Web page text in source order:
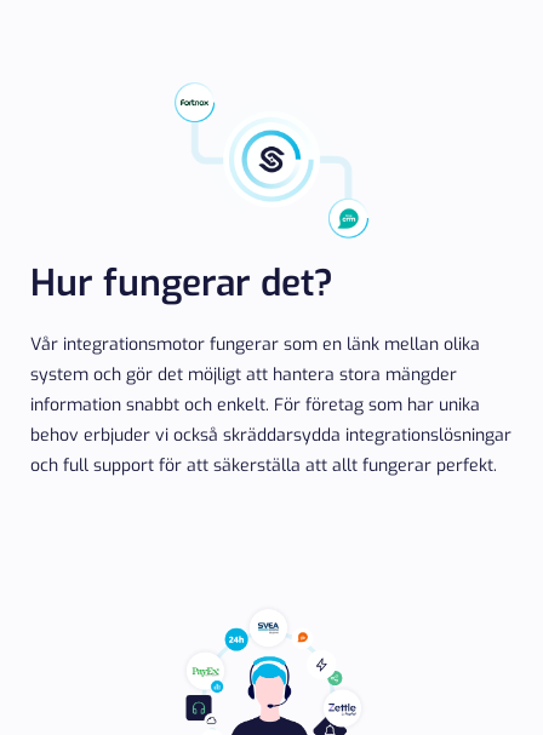
Hur fungerar det?
Vår integrationsmotor fungerar som en länk mellan olika
system och gör det möjligt att hantera stora mängder
information snabbt och enkelt. För företag som har unika
behov erbjuder vi också skräddarsydda integrationslösningar
och full support för att säkerställa att allt fungerar perfekt.